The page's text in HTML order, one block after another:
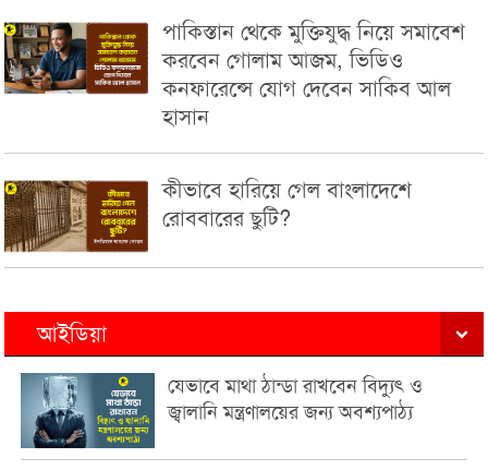
পাকিস্তান থেকে মুক্তিযুদ্ধ নিয়ে সমাবেশ
করবেন গোলাম আজম, ভিডিও
কনফারেন্সে যোগ দেবেন সাকিব আল
হাসান
কীভাবে হারিয়ে গেল বাংলাদেশে
রোববারের ছুটি?
আইডিয়া
যেভাবে মাথা ঠান্ডা রাখবেন বিদ্যুৎ ও
জ্বালানি মন্ত্রণালয়ের জন্য অবশ্যপাঠ্য